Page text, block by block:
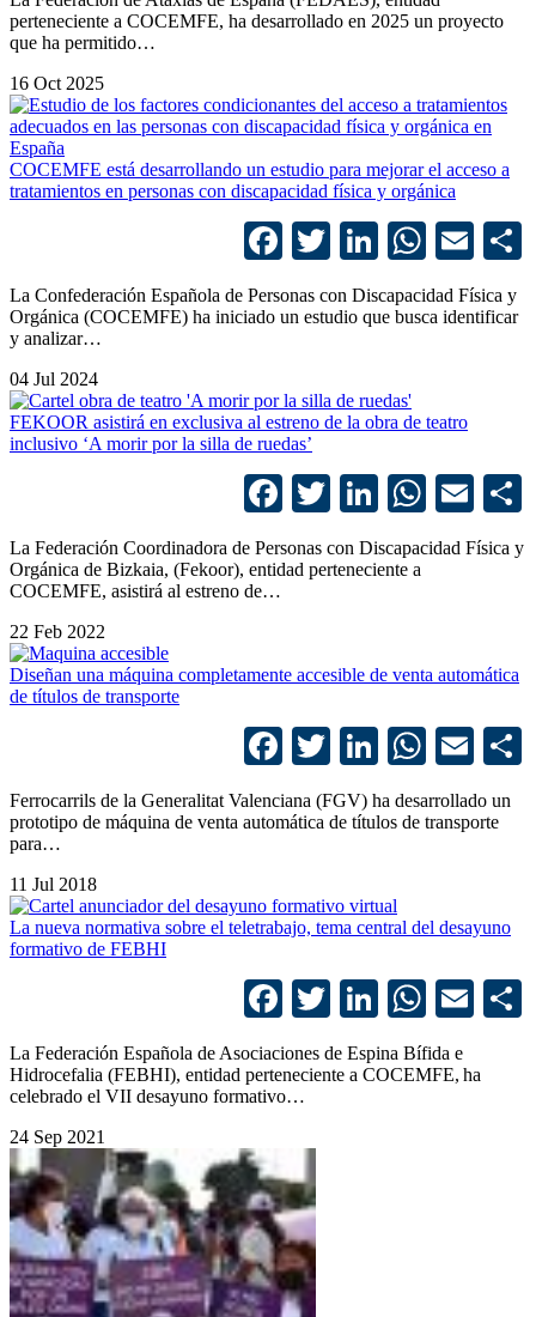
perteneciente a COCEMFE, ha desarrollado en 2025 un proyecto
que ha permitido…
16 Oct 2025
COCEMFE está desarrollando un estudio para mejorar el acceso a
tratamientos en personas con discapacidad física y orgánica
Facebook
TwitterLinkedIn
La Confederación Española de Personas con Discapacidad Física y
Orgánica (COCEMFE) ha iniciado un estudio que busca identificar
y analizar…
04 Jul 2024
FEKOOR asistirá en exclusiva al estreno de la obra de teatro
inclusivo ‘A morir por la silla de ruedas’
Facebook
TwitterLinkedIn
La Federación Coordinadora de Personas con Discapacidad Física y
Orgánica de Bizkaia, (Fekoor), entidad perteneciente a
COCEMFE, asistirá al estreno de…
22 Feb 2022
Diseñan una máquina completamente accesible de venta automática
de títulos de transporte
Facebook
TwitterLinkedIn
Ferrocarrils de la Generalitat Valenciana (FGV) ha desarrollado un
prototipo de máquina de venta automática de títulos de transporte
para…
11 Jul 2018
La nueva normativa sobre el teletrabajo, tema central del desayuno
formativo de FEBHI
Facebook
TwitterLinkedIn
La Federación Española de Asociaciones de Espina Bífida e
Hidrocefalia (FEBHI), entidad perteneciente a COCEMFE, ha
celebrado el VII desayuno formativo…
24 Sep 2021